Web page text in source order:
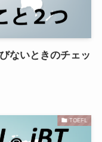
ないときのチェッ
TOEFL